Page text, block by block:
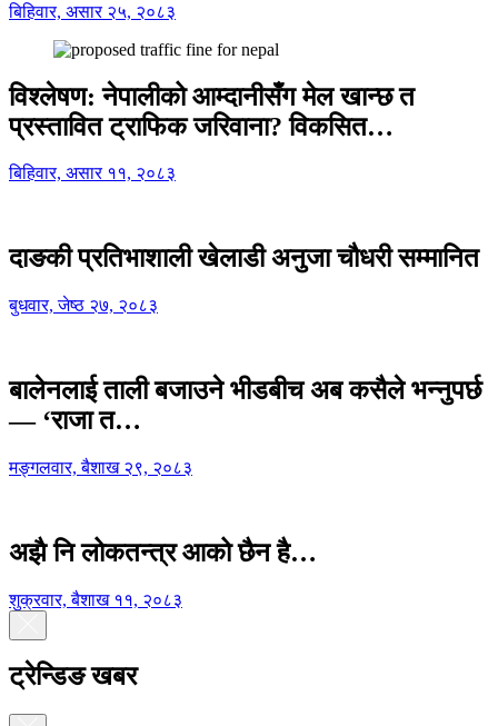
बिहिवार, असार २५, २०८३
विश्लेषण: नेपालीको आम्दानीसँग मेल खान्छ त
प्रस्तावित ट्राफिक जरिवाना? विकसित…
बिहिवार, असार ११, २०८३
दाङकी प्रतिभाशाली खेलाडी अनुजा चौधरी सम्मानित
बुधवार, जेष्ठ २७, २०८३
बालेनलाई ताली बजाउने भीडबीच अब कसैले भन्नुपर्छ
— ‘राजा त…
मङ्गलवार, बैशाख २९, २०८३
अझै नि लोकतन्त्र आको छैन है…
शुक्रवार, बैशाख ११, २०८३
ट्रेन्डिङ खबर